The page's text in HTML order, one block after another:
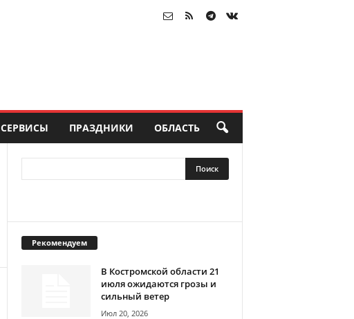
СЕРВИСЫ ПРАЗДНИКИ ОБЛАСТЬ
Рекомендуем
В Костромской области 21
июля ожидаются грозы и
сильный ветер
Июл 20, 2026